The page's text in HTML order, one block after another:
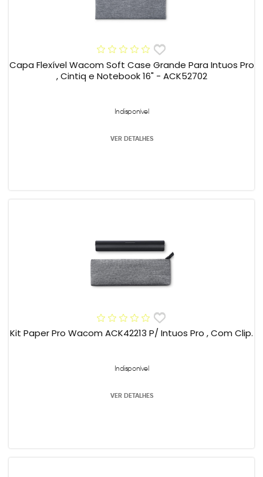
Capa Flexível Wacom Soft Case Grande Para Intuos Pro
, Cintiq e Notebook 16" - ACK52702
Indisponível
VER DETALHES
Kit Paper Pro Wacom ACK42213 P/ Intuos Pro , Com Clip.
Indisponível
VER DETALHES